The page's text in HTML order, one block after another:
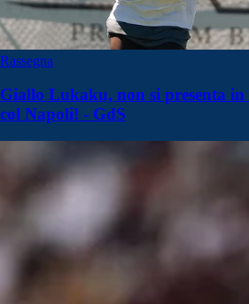
Rassegna
Giallo Lukaku, non si presenta
col Napoli! - GdS